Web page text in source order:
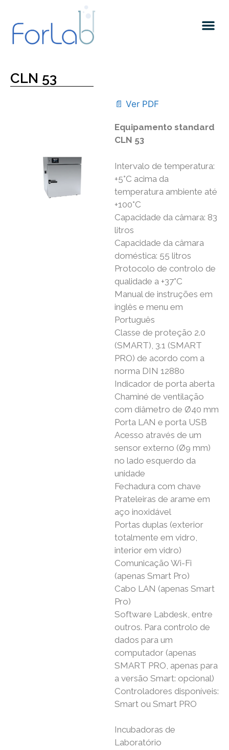
CLN 53
📄 Ver PDF
Equipamento standard
CLN 53
Intervalo de temperatura:
+5°C acima da
temperatura ambiente até
+100°C
Capacidade da câmara: 83
litros
Capacidade da câmara
doméstica: 55 litros
Protocolo de controlo de
qualidade a +37°C
Manual de instruções em
inglês e menu em
Português
Classe de proteção 2.0
(SMART), 3.1 (SMART
PRO) de acordo com a
norma DIN 12880
Indicador de porta aberta
Chaminé de ventilação
com diâmetro de Ø40 mm
Porta LAN e porta USB
Acesso através de um
sensor externo (Ø9 mm)
no lado esquerdo da
unidade
Fechadura com chave
Prateleiras de arame em
aço inoxidável
Portas duplas (exterior
totalmente em vidro,
interior em vidro)
Comunicação Wi-Fi
(apenas Smart Pro)
Cabo LAN (apenas Smart
Pro)
Software Labdesk, entre
outros. Para controlo de
dados para um
computador (apenas
SMART PRO, apenas para
a versão Smart: opcional)
Controladores disponíveis:
Smart ou Smart PRO
Incubadoras de
Laboratório